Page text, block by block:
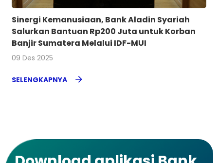
Sinergi Kemanusiaan, Bank Aladin Syariah
Salurkan Bantuan Rp200 Juta untuk Korban
Banjir Sumatera Melalui IDF-MUI
09 Des 2025
SELENGKAPNYA